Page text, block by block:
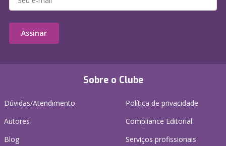
Sobre o Clube
Dúvidas/Atendimento
Autores
Blog
Política de privacidade
Compliance Editorial
Serviços profissionais
Assinar